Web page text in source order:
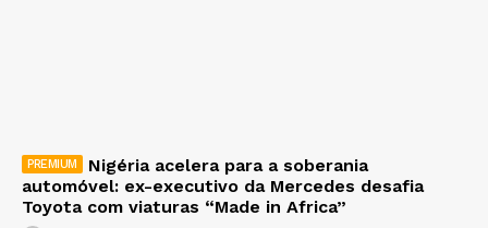
Nigéria acelera para a soberania
automóvel: ex-executivo da Mercedes desafia
Toyota com viaturas “Made in Africa”